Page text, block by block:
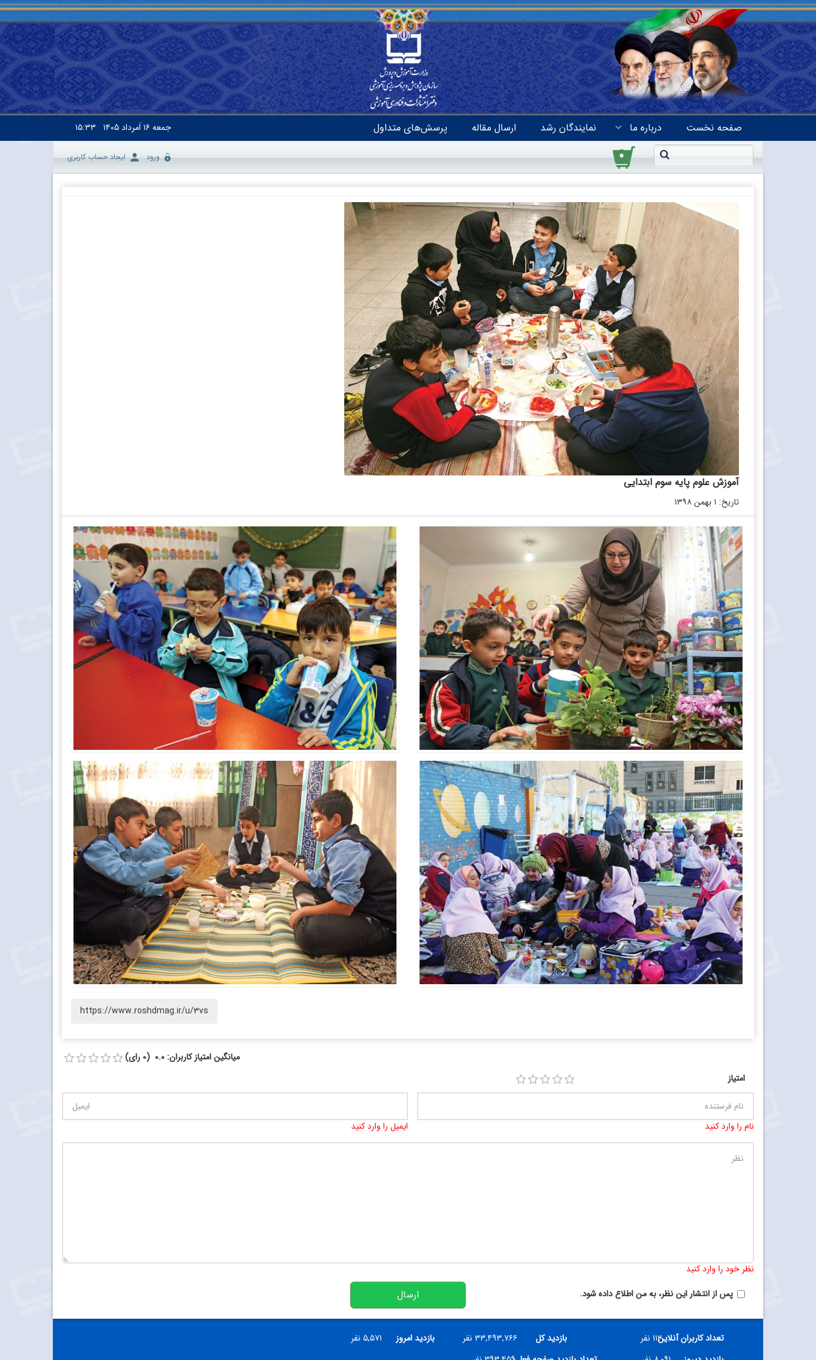
صفحه نخست درباره ما نمایندگان رشد ارسال مقاله پرسش‌های متداول جمعه۱۶ اَمرداد ۱۴۰۵ ۱۵:۳۳
۰ ورود ایجاد حساب کاربری
آموزش علوم پایه سوم ابتدایی
تاریخ: ۱ بهمن ۱۳۹۸
https://www.roshdmag.ir/u/3vs
میانگین امتیاز کاربران: 0.0 (0 رای)
امتیاز
نام را وارد کنید ایمیل را وارد کنید
نظر خود را وارد کنید
پس از انتشار این نظر، به من اطلاع داده شود.
ارسال
تعداد کاربران آنلاین۱۱۲ نفر بازدید کل ۳۳,۴۹۳,۷۶۶ نفر بازدید امروز
۵,۵۷۱ نفر